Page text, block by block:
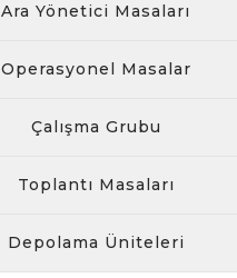
Ara Yönetici Masaları
Operasyonel Masalar
Çalışma Grubu
Toplantı Masaları
Depolama Üniteleri